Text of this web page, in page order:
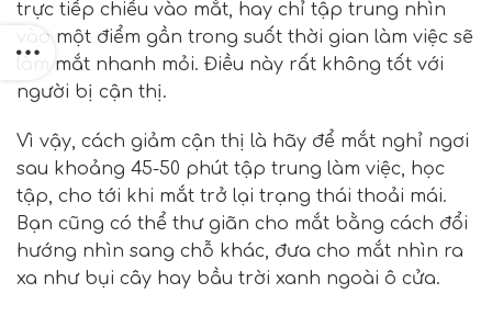
trực tiếp chiếu vào mắt, hay chỉ tập trung nhìn
vào một điểm gần trong suốt thời gian làm việc sẽ
làm mắt nhanh mỏi. Điều này rất không tốt với
người bị cận thị.
Vì vậy, cách giảm cận thị là hãy để mắt nghỉ ngơi
sau khoảng 45-50 phút tập trung làm việc, học
tập, cho tới khi mắt trở lại trạng thái thoải mái.
Bạn cũng có thể thư giãn cho mắt bằng cách đổi
hướng nhìn sang chỗ khác, đưa cho mắt nhìn ra
xa như bụi cây hay bầu trời xanh ngoài ô cửa.